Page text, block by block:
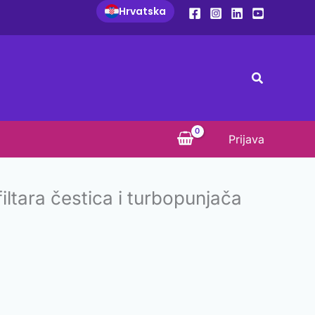
Hrvatska
Search
Prijava
čestica i turbopunjača